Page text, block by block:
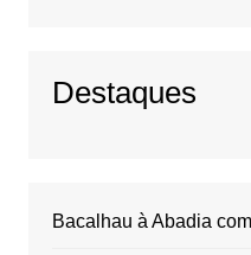
Destaques
Bacalhau à Abadia